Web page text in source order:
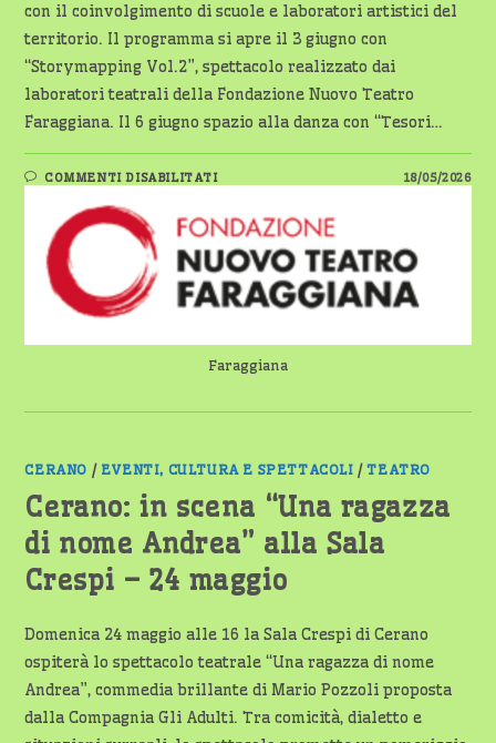
con il coinvolgimento di scuole e laboratori artistici del
territorio. Il programma si apre il 3 giugno con
“Storymapping Vol.2”, spettacolo realizzato dai
laboratori teatrali della Fondazione Nuovo Teatro
Faraggiana. Il 6 giugno spazio alla danza con “Tesori…
COMMENTI DISABILITATISU
NOVARA,
DI
SPETTACOLI
CON
“UN
PALCOSCENICO
PER
LA
AL
FARAGGIANA
18/05/2026
Faraggiana
CERANO / EVENTI, CULTURA E SPETTACOLI /TEATRO
Cerano: in scena “Una ragazza
di nome Andrea” alla Sala
Crespi – 24 maggio
Domenica 24 maggio alle 16 la Sala Crespi di Cerano
ospiterà lo spettacolo teatrale “Una ragazza di nome
Andrea”, commedia brillante di Mario Pozzoli proposta
dalla Compagnia Gli Adulti. Tra comicità, dialetto e